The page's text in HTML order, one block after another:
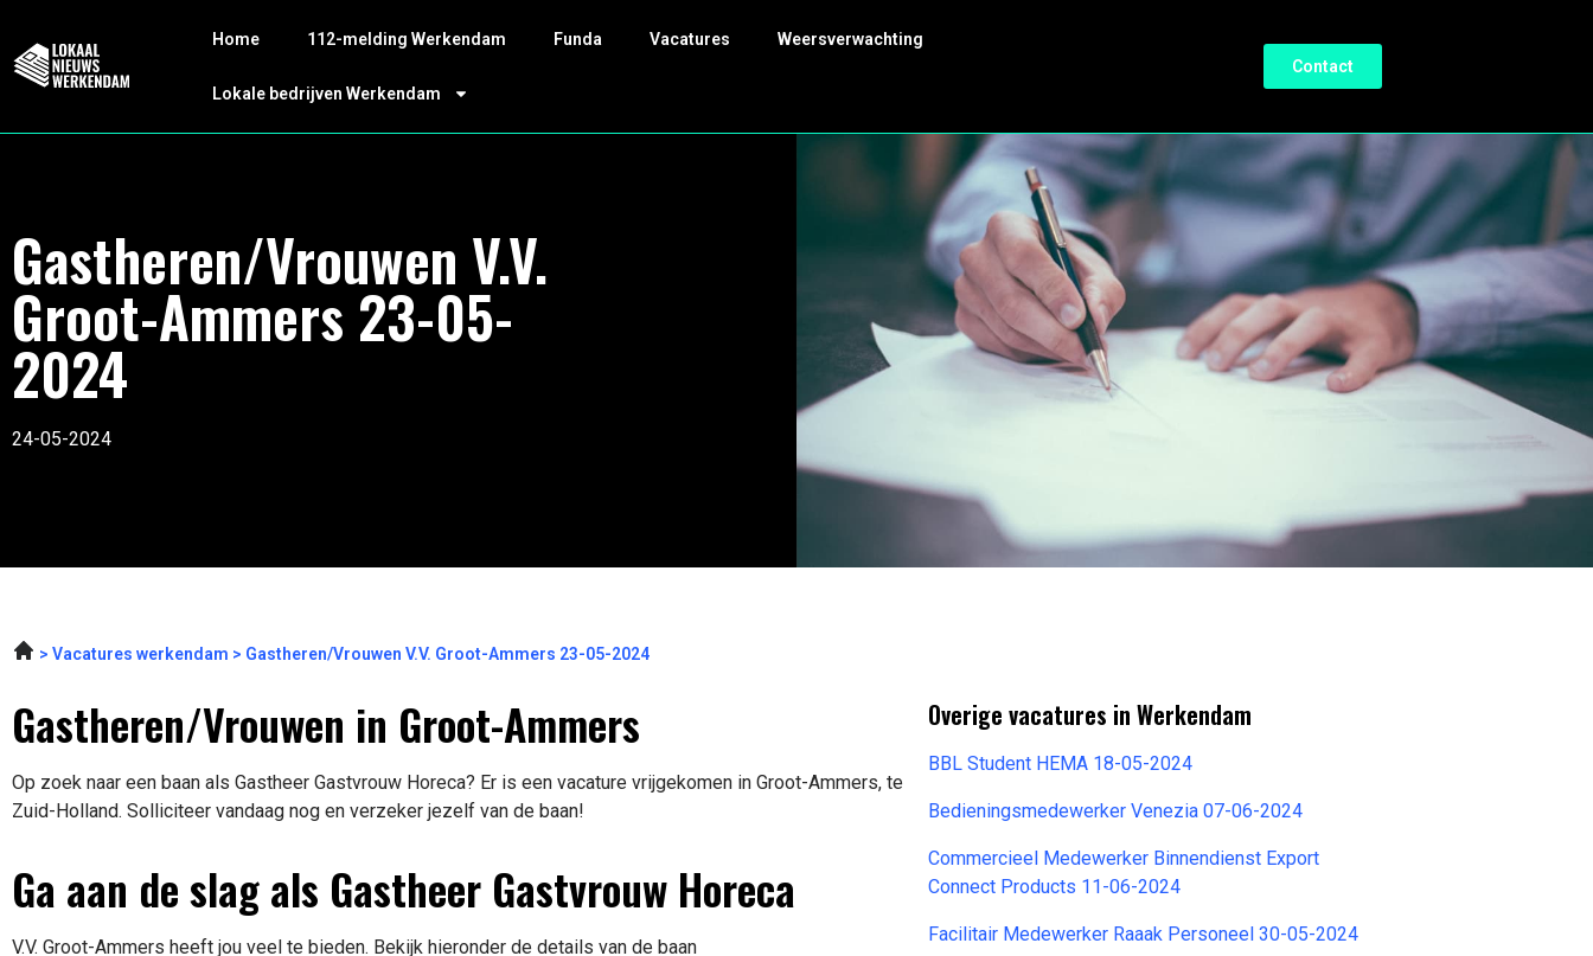
Home 112-melding Werkendam Funda Vacatures Weersverwachting
Lokale bedrijven Werkendam
Contact
Gastheren/Vrouwen V.V.
Groot-Ammers 23-05-
2024
24-05-2024
Vacatures werkendam Gastheren/Vrouwen V.V. Groot-Ammers 23-05-2024
Gastheren/Vrouwen in Groot-Ammers
Op zoek naar een baan als Gastheer Gastvrouw Horeca? Er is een vacature vrijgekomen in Groot-Ammers, te
Zuid-Holland. Solliciteer vandaag nog en verzeker jezelf van de baan!
Ga aan de slag als Gastheer Gastvrouw Horeca
V.V. Groot-Ammers heeft jou veel te bieden. Bekijk hieronder de details van de baan
Overige vacatures in Werkendam
BBL Student HEMA 18-05-2024
Bedieningsmedewerker Venezia 07-06-2024
Commercieel Medewerker Binnendienst Export
Connect Products 11-06-2024
Facilitair Medewerker Raaak Personeel 30-05-2024